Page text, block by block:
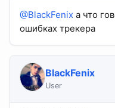
@BlackFenix а что
ошибках трекера
BlackFenix
User